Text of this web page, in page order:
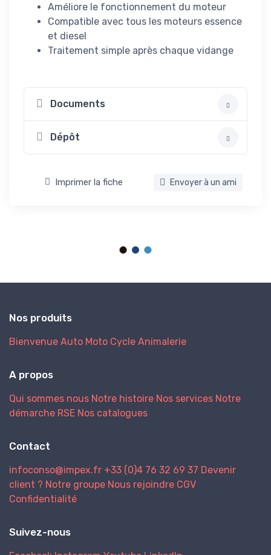
Améliore le fonctionnement du moteur
Compatible avec tous les moteurs essence
et diesel
Traitement simple après chaque vidange
Documents
Dépôt
Imprimer la fiche Envoyer à un ami
Nos produits
Bienvenue Auto Moto Cycle Animalerie
A propos
Qui sommes nous Notre histoire Nos services Notre
démarche RSE Nos catalogues
Contact
infoconso@impex.fr +33 (0)4 76 32 69 37 Devenir
client ? Notre groupe Nous rejoindre CGV
Confidentialité
Suivez-nous